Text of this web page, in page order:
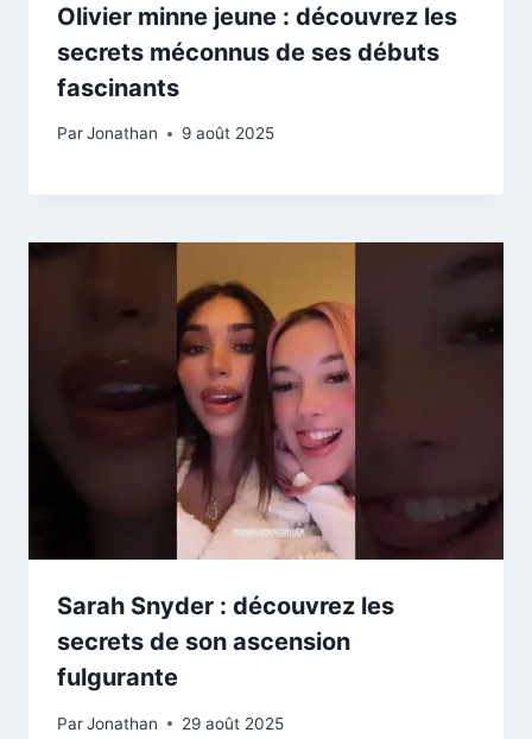
Olivier minne jeune : découvrez les
secrets méconnus de ses débuts
fascinants
ParJonathan 9 août 2025
Sarah Snyder : découvrez les
secrets de son ascension
fulgurante
ParJonathan 29 août 2025